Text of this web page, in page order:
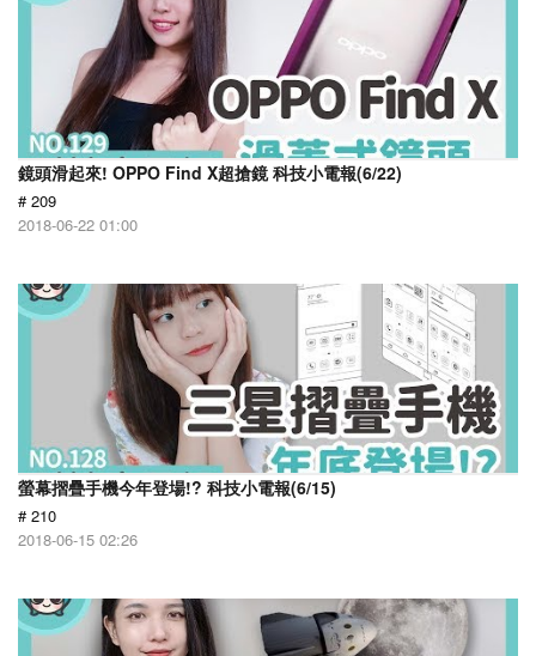
鏡頭滑起來! OPPO Find X超搶鏡 科技小電報(6/22)
# 209
2018-06-22 01:00
螢幕摺疊手機今年登場!? 科技小電報(6/15)
# 210
2018-06-15 02:26